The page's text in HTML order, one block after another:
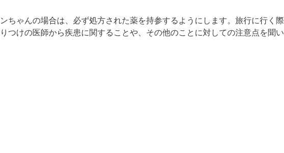
ちゃんの場合は、必ず処方された薬を持参するようにします。旅行に行く際
つけの医師から疾患に関することや、その他のことに対しての注意点を聞い